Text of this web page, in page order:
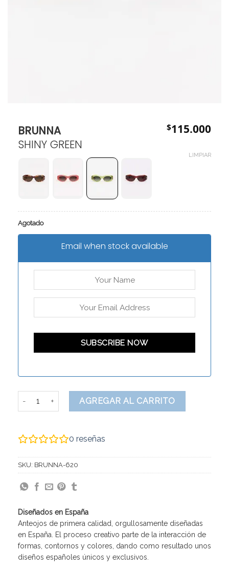
BRUNNA
SHINY GREEN
$115.000
LIMPIAR
Agotado
Email when stock available
AGREGAR AL CARRITO
0 reseñas
SKU: BRUNNA-620
Diseñados en España
Anteojos de primera calidad, orgullosamente diseñadas
en España. El proceso creativo parte de la interacción de
formas, contornos y colores, dando como resultado unos
diseños españoles únicos y exclusivos.